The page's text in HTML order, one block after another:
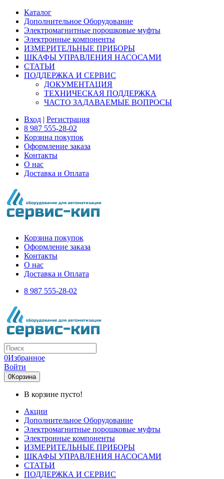
Каталог
Дополнительное Оборудование
Электромагнитные порошковые муфты
Электронные компоненты
ИЗМЕРИТЕЛЬНЫЕ ПРИБОРЫ
ШКАФЫ УПРАВЛЕНИЯ НАСОСАМИ
СТАТЬИ
ПОДДЕРЖКА И СЕРВИС
ДОКУМЕНТАЦИЯ
ТЕХНИЧЕСКАЯ ПОДДЕРЖКА
ЧАСТО ЗАДАВАЕМЫЕ ВОПРОСЫ
Вход | Регистрация
8 987 555-28-02
Корзина покупок
Оформление заказа
Контакты
О нас
Доставка и Оплата
Корзина покупок
Оформление заказа
Контакты
О нас
Доставка и Оплата
8 987 555-28-02
0Избранное
Войти
0Корзина
В корзине пусто!
Акции
Дополнительное Оборудование
Электромагнитные порошковые муфты
Электронные компоненты
ИЗМЕРИТЕЛЬНЫЕ ПРИБОРЫ
ШКАФЫ УПРАВЛЕНИЯ НАСОСАМИ
СТАТЬИ
ПОДДЕРЖКА И СЕРВИС